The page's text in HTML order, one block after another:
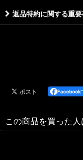
返品特約に関する重
Facebook
この商品を買った